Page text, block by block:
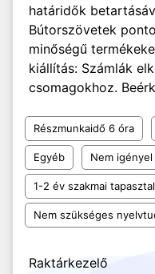
határidők
Bútorszövetek
minőségű
kiállítás: Számlák
csomagokhoz.
Részmunkaidő 6 óra
Egyéb Nem
1-2 év szakmai
Nem szükséges
Raktárkezelő